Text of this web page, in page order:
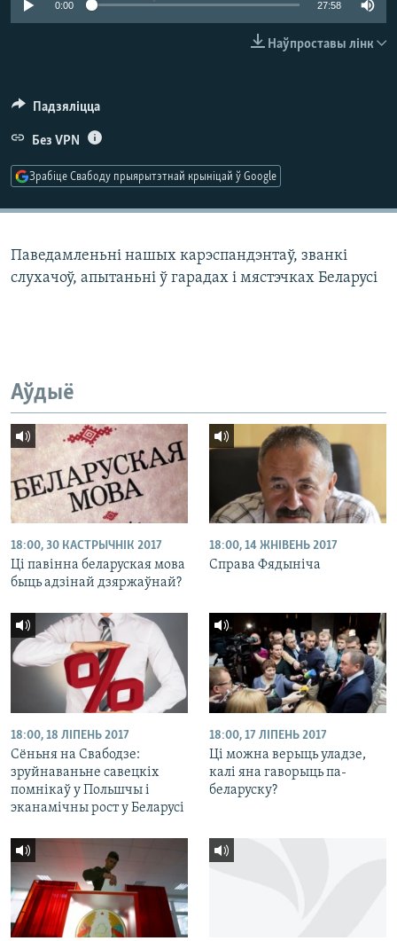
КУЛЬТУРА
МОВА0:00 27:58
Наўпроставы лінк
Падзяліцца
Без VPN
Зрабіце Свабоду прыярытэтнай крыніцай ў Google
Паведамленьні нашых карэспандэнтаў, званкі
слухачоў, апытаньні ў гарадах і мястэчках Беларусі
Аўдыё
18:00, 30 КАСТРЫЧНІК 2017
Ці павінна беларуская мова
быць адзінай дзяржаўнай?
18:00, 14 ЖНІВЕНЬ 2017
Справа Фядыніча
18:00, 18 ЛІПЕНЬ 2017
Сёньня на Свабодзе:
зруйнаваньне савецкіх
помнікаў у Польшчы і
эканамічны рост у Беларусі
18:00, 17 ЛІПЕНЬ 2017
Ці можна верыць уладзе,
калі яна гаворыць па-
беларуску?